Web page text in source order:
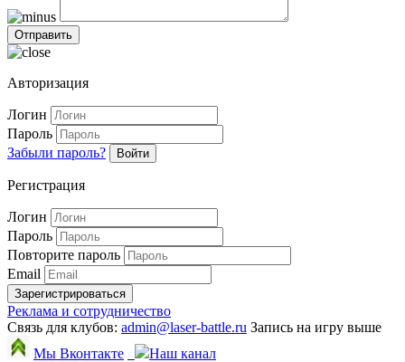
Авторизация
Логин
Пароль
Забыли пароль?
Войти
Регистрация
Логин
Пароль
Повторите пароль
Email
Зарегистрироваться
Реклама и сотрудничество
Связь для клубов: admin@laser-battle.ru Запись на игру выше
Мы Вконтакте
Наш канал